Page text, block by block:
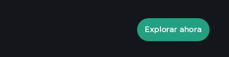
Playtrade
Explorar ahora